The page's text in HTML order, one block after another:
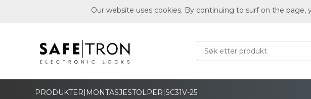
PRODUKTER| MONTASJESTOLPER|SC31V-25
Our website uses cookies. By continuing to surf on the page,